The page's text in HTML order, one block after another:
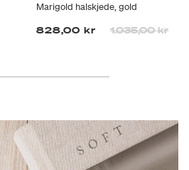
Marigold halskjede, gold
828,00 kr
Prisen er
1.035,00 krtil